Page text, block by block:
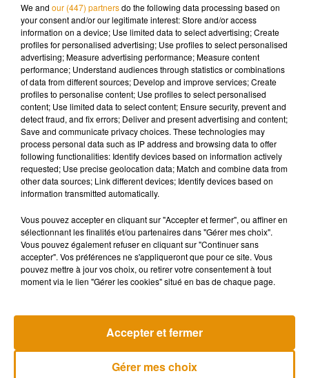
Musique
« Loups Garous » pour son...
We and our (447) partnersdo the following data processing based on
your consent and/or our legitimate interest: Store and/or access
information on a device; Use limited data to select advertising; Create
profiles for personalised advertising; Use profiles to select personalised
advertising; Measure advertising performance; Measure content
performance; Understand audiences through statistics or combinations
of data from different sources; Develop and improve services; Create
profiles to personalise content; Use profiles to select personalised
content; Use limited data to select content; Ensure security, prevent and
detect fraud, and fix errors; Deliver and present advertising and content;
Save and communicate privacy choices. These technologies may
process personal data such as IP address and browsing data to offer
following functionalities: Identify devices based on information actively
requested; Use precise geolocation data; Match and combine data from
other data sources; Link different devices; Identify devices based on
information transmitted automatically.
Vous pouvez accepter en cliquant sur "Accepter et fermer", ou affiner en
sélectionnant les finalités et/ou partenaires dans "Gérer mes choix".
Vous pouvez également refuser en cliquant sur "Continuer sans
accepter". Vos préférences ne s'appliqueront que pour ce site. Vous
pouvez mettre à jour vos choix, ou retirer votre consentement à tout
moment via le lien "Gérer les cookies" situé en bas de chaque page.
Gérer mes choix
Accepter et fermer